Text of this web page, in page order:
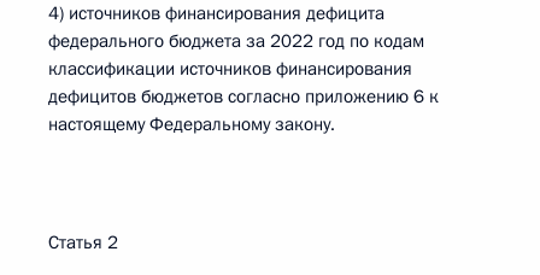
4) источников финансирования дефицита
федерального бюджета за 2022 год по кодам
классификации источников финансирования
дефицитов бюджетов согласно приложению 6 к
настоящему Федеральному закону.
Статья 2